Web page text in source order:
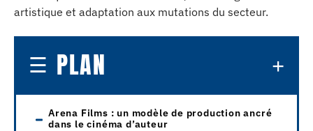
artistique et adaptation aux mutations du secteur.
PLAN
Arena Films : un modèle de production ancré
dans le cinéma d’auteur